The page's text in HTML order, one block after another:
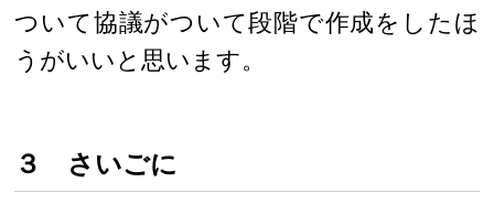
ついて協議がついて段階で作成をしたほ
うがいいと思います。
３ さいごに